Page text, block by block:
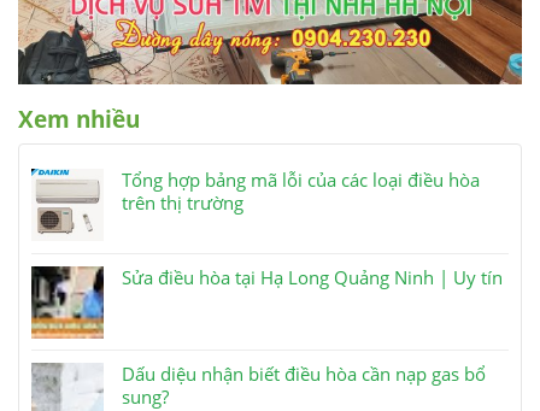
Xem nhiều
Tổng hợp bảng mã lỗi của các loại điều hòa
trên thị trường
Sửa điều hòa tại Hạ Long Quảng Ninh | Uy tín
Dấu diệu nhận biết điều hòa cần nạp gas bổ
sung?